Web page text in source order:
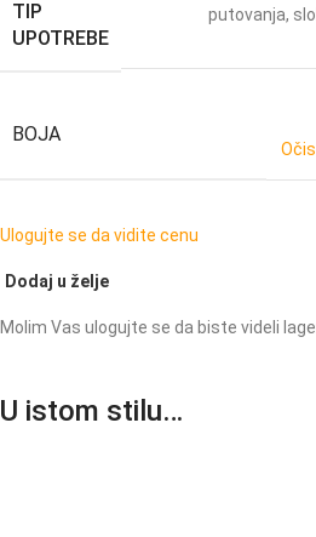
TIP
UPOTREBE
putovanja,
BOJA
Ulogujte se da vidite cenu
Dodaj u želje
Molim Vas ulogujte se da biste videli
U istom stilu…